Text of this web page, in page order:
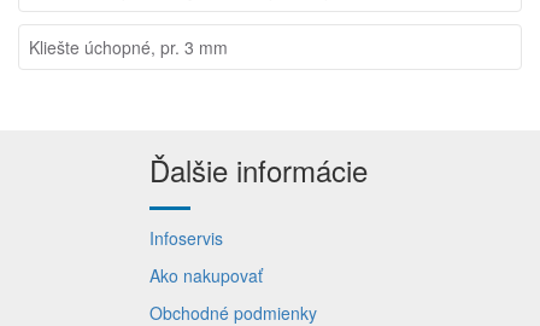
Kliešte úchopné, pr. 3 mm
Ďalšie informácie
Infoservis
Ako nakupovať
Obchodné podmienky